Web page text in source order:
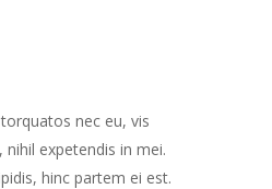
nec eu, vis
nihil expetendis in mei.
hinc partem ei est.